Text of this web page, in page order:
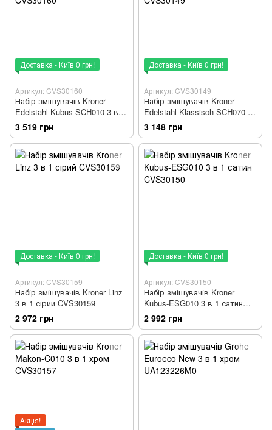
Доставка - Київ 0 грн!
Артикул: CVS30160
Набір змішувачів Kroner
Edelstahl Kubus-SCH010 3 в 1
чорний матовий CVS30160
3 519 грн
Доставка - Київ 0 грн!
Артикул: CVS30149
Набір змішувачів Kroner
Edelstahl Klassisch-SCH070 3
в 1 чорний матовий
CVS30149
3 148 грн
Доставка - Київ 0 грн!
Артикул: CVS30159
Набір змішувачів Kroner Linz
3 в 1 сірий CVS30159
2 972 грн
Доставка - Київ 0 грн!
Артикул: CVS30150
Набір змішувачів Kroner
Kubus-ESG010 3 в 1 сатин
CVS30150
2 992 грн
Акція!